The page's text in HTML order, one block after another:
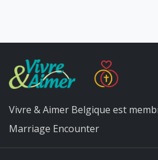
Vivre & Aimer Belgique est
Marriage Encounter